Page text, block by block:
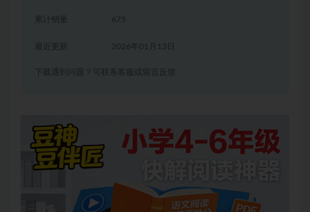
累计销量 675
2026年01月13日
下载遇到问题？可联系客服或留言反馈